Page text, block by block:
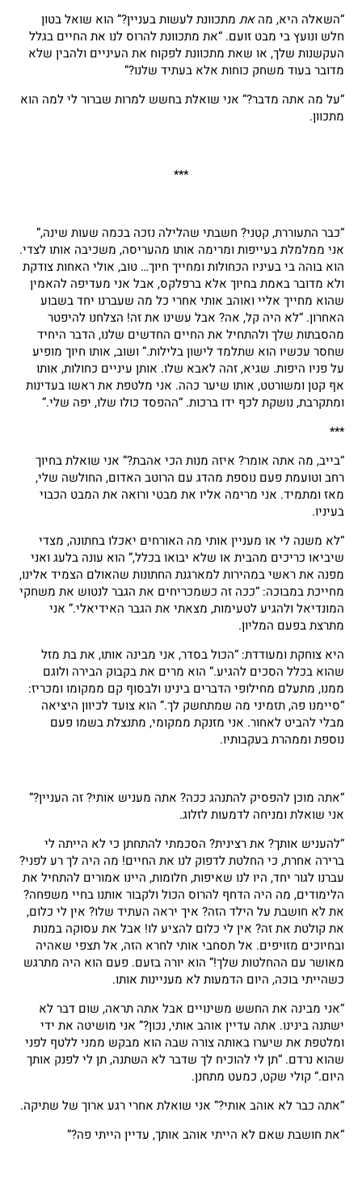
“השאלה היא, מהאת מתכוונת לעשות בעניין?” הוא שואל בטון
חלש ונועץ בי מבט זועם. “את מתכוונת להרוס לנו את החיים בגלל
העקשנות שלך, או שאת מתכוונת לפקוח את העיניים ולהבין שלא
מדובר בעוד משחק כוחות אלא בעתיד שלנו?”
“על מה אתה מדבר?” אני שואלת בחשש למרות שברור לי למה הוא
מתכוון.
***
“כבר התעוררת, קטני? חשבתי שהלילה נזכה בכמה שעות שינה,”
אני ממלמלת בעייפות ומרימה אותו מהעריסה, משכיבה אותו לצדי.
הוא בוהה בי בעיניו הכחולות ומחייך חיוך… טוב, אולי האחות צודקת
ולא מדובר באמת בחיוך אלא ברפלקס, אבל אני מעדיפה להאמין
שהוא מחייך אליי ואוהב אותי אחרי כל מה שעברנו יחד בשבוע
האחרון. “לא היה קל, אה? אבל עשינו את זה! הצלחנו להיפטר
מהסבתות שלך ולהתחיל את החיים החדשים שלנו, הדבר היחיד
שחסר עכשיו הוא שתלמד לישון בלילות.” ושוב, אותו חיוך מופיע
על פניו היפות. שגיא, זהה לאבא שלו. אותן עיניים כחולות, אותו
אף קטן ומשורטט, אותו שיער כהה. אני מלטפת את ראשו בעדינות
ומתקרבת, נושקת לכף ידו ברכות. “ההפסד כולו שלו, יפה שלי.”
***
“בייב, מה אתה אומר? איזה מנות הכי אהבת?” אני שואלת בחיוך
רחב וטועמת פעם נוספת מהדג עם הרוטב האדום, החולשה שלי,
מאז ומתמיד. אני מרימה אליו את מבטי ורואה את המבט הכבוי
בעיניו.
“לא משנה לי או מעניין אותי מה האורחים יאכלו בחתונה, מצדי
שיביאו כריכים מהבית או שלא יבואו בכלל,” הוא עונה בלעג ואני
מפנה את ראשי במהירות למארגנת החתונות שהאולם הצמיד אלינו,
מחייכת במבוכה: “ככה זה כשמכריחים את הגבר לנטוש את משחקי
המונדיאל ולהגיע לטעימות, מצאתי את הגבר האידיאלי.” אני
מתרצת בפעם המליון.
היא צוחקת ומעודדת: “הכול בסדר, אני מבינה אותו, את בת מזל
שהוא בכלל הסכים להגיע.” הוא מרים את בקבוק הבירה ולוגם
ממנו, מתעלם מחילופי הדברים בינינו ולבסוף קם ממקומו ומכריז:
“סיימנו פה, תזמיני מה שמתחשק לך.” הוא צועד לכיוון היציאה
מבלי להביט לאחור. אני מזנקת ממקומי, מתנצלת בשמו פעם
נוספת וממהרת בעקבותיו.
“אתה מוכן להפסיק להתנהג ככה? אתה מעניש אותי? זה העניין?”
אני שואלת ומניחה לדמעות לזלוג.
“להעניש אותך? את רצינית? הסכמתי להתחתן כי לא הייתה לי
ברירה אחרת, כי החלטת לדפוק לנו את החיים! מה היה לך רע לפני?
עברנו לגור יחד, היו לנו שאיפות, חלומות, היינו אמורים להתחיל את
הלימודים, מה היה הדחף להרוס הכול ולקבור אותנו בחיי משפחה?
את לא חושבת על הילד הזה? איך יראה העתיד שלו? אין לי כלום,
את קולטת את זה? אין לי כלום להציע לו! אבל את עסוקה במנות
ובחיוכים מזויפים. אל תסחבי אותי לחרא הזה, אל תצפי שאהיה
מאושר עם ההחלטות שלך!” הוא יורה בזעם. פעם הוא היה מתרגש
כשהייתי בוכה, היום הדמעות לא מעניינות אותו.
“אני מבינה את החשש משינויים אבל אתה תראה, שום דבר לא
ישתנה בינינו. אתה עדיין אוהב אותי, נכון?” אני מושיטה את ידי
ומלטפת את שיערו באותה צורה שבה הוא מבקש ממני ללטף לפני
שהוא נרדם. “תן לי להוכיח לך שדבר לא השתנה, תן לי לפנק אותך
היום.” קולי שקט, כמעט מתחנן.
“אתה כבר לא אוהב אותי?” אני שואלת אחרי רגע ארוך של שתיקה.
“את חושבת שאם לא הייתי אוהב אותך, עדיין הייתי פה?”